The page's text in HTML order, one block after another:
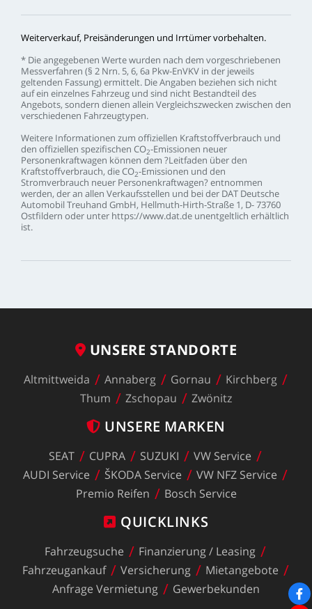
Weiterverkauf, Preisänderungen und Irrtümervorbehalten.
* Dieangegebenen Wertewurden nach dem vorgeschriebenen
Messverfahren (§ 2 Nrn. 5, 6, 6a Pkw-EnVKV in der jeweils
geltenden Fassung)ermittelt. DieAngaben beziehen sich nicht
aufein einzelnes Fahrzeug und sind nicht Bestandteildes
Angebots, sondern dienen allein Vergleichszwecken zwischen den
verschiedenen Fahrzeugtypen.
Weitere Informationen zum offiziellen Kraftstoffverbrauch und
den offiziellen spezifischen CO2-Emissionen neuer
Personenkraftwagen können dem ?Leitfaden überden
Kraftstoffverbrauch, dieCO2-Emissionen und den
Stromverbrauch neuer Personenkraftwagen? entnommen
werden, deran allen Verkaufsstellen und beider DAT Deutsche
AutomobilTreuhand GmbH, Hellmuth-Hirth-Straße 1, D-73760
Ostfildern oder unter https://www.dat.de unentgeltlich erhältlich
ist.
UNSERE STANDORTE
Altmittweida Annaberg Gornau
Kirchberg
Thum
Zschopau Zwönitz
UNSERE MARKEN
SEAT CUPRA SUZUKI VW Service
AUDI Service ŠKODA Service VW NFZ Service
Premio Reifen Bosch Service
QUICKLINKS
Fahrzeugsuche Finanzierung/ Leasing
Fahrzeugankauf
Versicherung
Mietangebote
Anfrage Vermietung Gewerbekunden